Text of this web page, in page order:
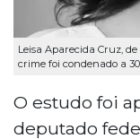
Leisa Aparecida Cruz,
crime foi condenado a
O estudo foi
deputado